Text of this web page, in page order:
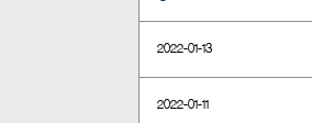
2022-01-13
2022-01-11